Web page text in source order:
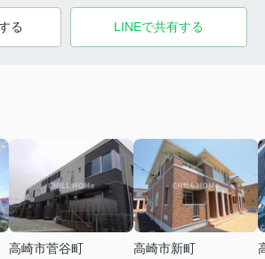
る LINEで共有する
高崎市菅谷町
高崎市新町